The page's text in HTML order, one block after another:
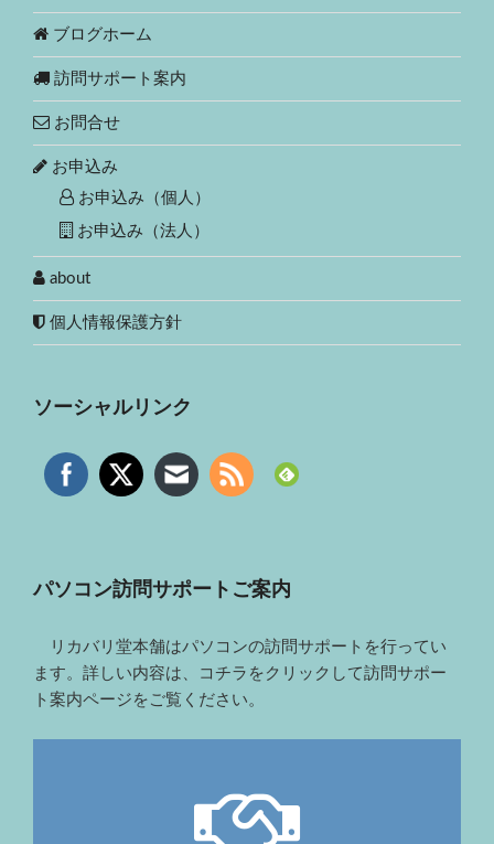
ブログホーム
訪問サポート案内
お問合せ
お申込み
お申込み（個人）
お申込み（法人）
about
個人情報保護方針
ソーシャルリンク
パソコン訪問サポートご案内
リカバリ堂本舗はパソコンの訪問サポートを行ってい
ます。詳しい内容は、コチラをクリックして訪問サポー
ト案内ページをご覧ください。